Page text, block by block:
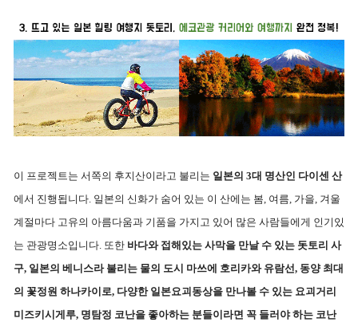
이 프로젝트는 서쪽의 후지산이라고 불리는 일본의 3대 명산인 다이센 산
에서 진행됩니다. 일본의 신화가 숨어 있는 이 산에는 봄, 여름, 가을, 겨울
계절마다 고유의 아름다움과 기품을 가지고 있어 많은 사람들에게 인기있
는 관광명소입니다. 또한 바다와 접해있는 사막을 만날 수 있는 돗토리 사
구, 일본의 베니스라 불리는 물의 도시 마쓰에 호리카와 유람선, 동양 최대
의 꽃정원 하나카이로, 다양한 일본요괴동상을 만나볼 수 있는 요괴거리
미즈키시게루, 명탐정 코난을 좋아하는 분들이라면 꼭 들러야 하는 코난